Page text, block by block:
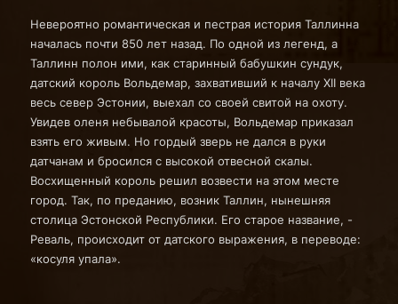
Невероятно романтическая и пестрая история Таллинна
началась почти 850 лет назад. По одной из легенд, а
Таллинн полон ими, как старинный бабушкин сундук,
датский король Вольдемар, захвативший к началу XII века
весь север Эстонии, выехал со своей свитой на охоту.
Увидев оленя небывалой красоты, Вольдемар приказал
взять его живым. Но гордый зверь не дался в руки
датчанам и бросился с высокой отвесной скалы.
Восхищенный король решил возвести на этом месте
город. Так, по преданию, возник Таллин, нынешняя
столица Эстонской Республики. Его старое название, -
Реваль, происходит от датского выражения, в переводе:
«косуля упала».